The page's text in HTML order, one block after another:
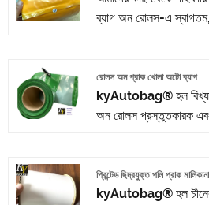
ব্যাগ অন রোলস-এ
পলি পি ব্যাগ অন রোলস
আপনাকে সেরা বিক্রয়োত্তর
অফার করব।
রোলস অন প্রাক খোলা অটো ব্যাগ
kyAutobag® হল
অন রোলস প্রস্তুতকারক এবং
কিনতে স্বাগতম।
ঘন্টার মধ্যে উত্তর দেওয়া
প্রিন্টেড ছিদ্রযুক্ত পলি প্রাক
kyAutobag® হল চীনের